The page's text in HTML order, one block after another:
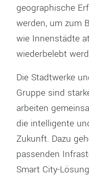
geographische
werden, um zum
wie Innenstädte
wiederbelebt
Die Stadtwerke
Gruppe sind
arbeiten
die intelligente
Zukunft. Dazu
passenden
Smart City-